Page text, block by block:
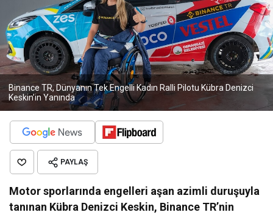
Binance TR, Dünyanın Tek Engelli Kadın Ralli Pilotu Kübra Denizci
Keskin’in Yanında
PAYLAŞ
Motor sporlarında engelleri aşan azimli duruşuyla
tanınan Kübra Denizci Keskin, Binance TR’nin